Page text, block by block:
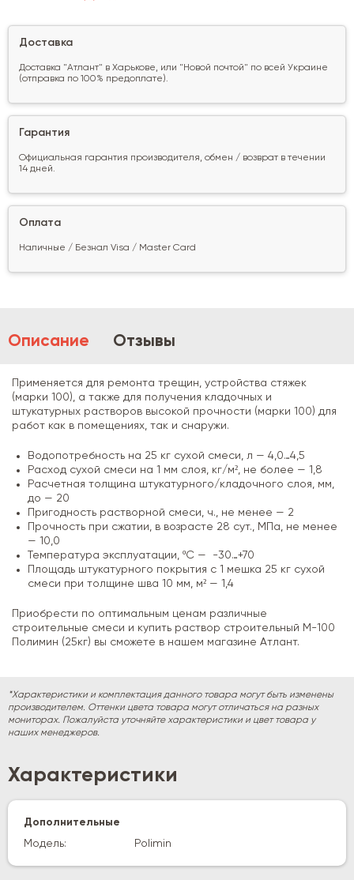
Доставка
Доставка "Атлант" в Харькове, или "Новой почтой" по всей Украине
(отправка по 100% предоплате).
Гарантия
Официальная гарантия производителя, обмен / возврат в течении
14 дней.
Оплата
Наличные / Безнал Visa / Master Card
Описание Отзывы
Применяется для ремонта трещин, устройства стяжек
(марки 100), а также для получения кладочных и
штукатурных растворов высокой прочности (марки 100) для
работ как в помещениях, так и снаружи.
Водопотребность на 25 кг сухой смеси, л — 4,0…4,5
Расход сухой смеси на 1 мм слоя, кг/м², не более — 1,8
Расчетная толщина штукатурного/кладочного слоя, мм,
до — 20
Пригодность растворной смеси, ч., не менее — 2
Прочность при сжатии, в возрасте 28 сут., МПа, не менее
— 10,0
Температура эксплуатации, ºС — -30…+70
Площадь штукатурного покрытия с 1 мешка 25 кг сухой
смеси при толщине шва 10 мм, м² — 1,4
Приобрести по оптимальным ценам различные
строительные смеси и купить раствор строительный М-100
Полимин (25кг) вы сможете в нашем магазине Атлант.
*Характеристики и комплектация данного товара могут быть изменены
производителем. Оттенки цвета товара могут отличаться на разных
мониторах. Пожалуйста уточняйте характеристики и цвет товара у
наших менеджеров.
Характеристики
Дополнительные
Модель:
Polimin